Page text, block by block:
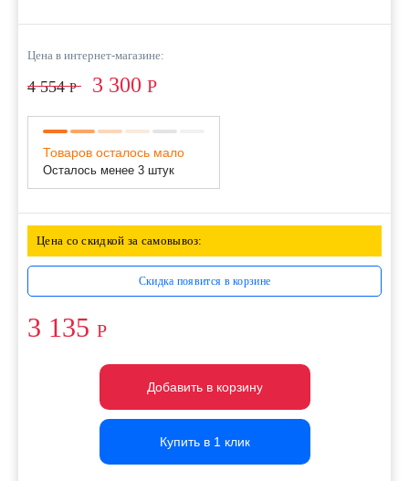
Цена в интернет-магазине:
4 554Р 3 300 Р
Товаров осталось мало
Осталось менее 3 штук
Цена со скидкой за самовывоз:
Скидка появится в корзине
3 135 Р
Добавить в корзину
Добавить в корзину
Добавить в корзину
Купить в 1 клик
Купить в 1 клик
Купить в 1 клик